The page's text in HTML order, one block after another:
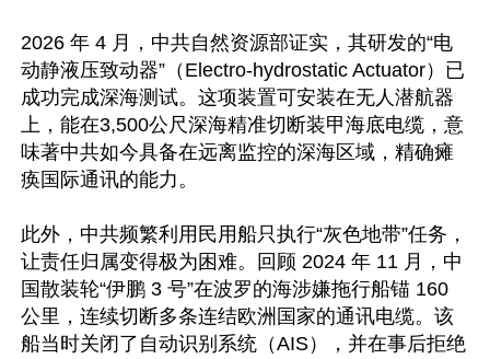
2026 年 4 月，中共自然资源部证实，其研发的“电
动静液压致动器”（Electro-hydrostatic Actuator）已
成功完成深海测试。这项装置可安装在无人潜航器
上，能在3,500公尺深海精准切断装甲海底电缆，意
味著中共如今具备在远离监控的深海区域，精确瘫
痪国际通讯的能力。
此外，中共频繁利用民用船只执行“灰色地带”任务，
让责任归属变得极为困难。回顾 2024 年 11 月，中
国散装轮“伊鹏 3 号”在波罗的海涉嫌拖行船锚 160
公里，连续切断多条连结欧洲国家的通讯电缆。该
船当时关闭了自动识别系统（AIS），并在事后拒绝